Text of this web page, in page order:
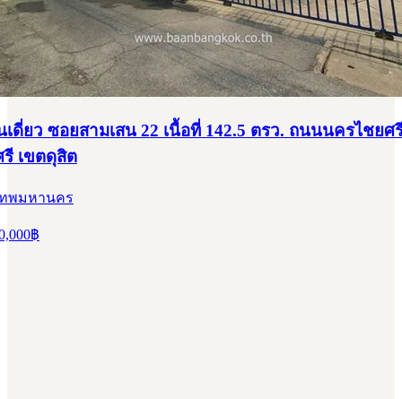
ดี่ยว ซอยสามเสน 22 เนื้อที่ 142.5 ตรว. ถนนนครไชยศ
เขตดุสิต
ทพมหานคร
฿